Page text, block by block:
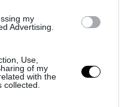
my
Advertising.
Use,
of my
with the
κρίσιμη η
του Μ.Χαμενεΐ –
μέρα σε μέρα»